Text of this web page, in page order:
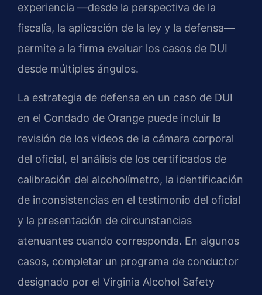
experiencia —desde la perspectiva de la
fiscalía, la aplicación de la ley y la defensa—
permite a la firma evaluar los casos de DUI
desde múltiples ángulos.
La estrategia de defensa en un caso de DUI
en el Condado de Orange puede incluir la
revisión de los videos de la cámara corporal
del oficial, el análisis de los certificados de
calibración del alcoholímetro, la identificación
de inconsistencias en el testimonio del oficial
y la presentación de circunstancias
atenuantes cuando corresponda. En algunos
casos, completar un programa de conductor
designado por el Virginia Alcohol Safety